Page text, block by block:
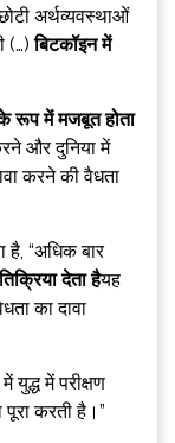
अर्थव्यवस्थाओं
(…)बिटकॉइन में
रूप में मजबूत होता
और दुनिया में
करने की वैधता
है, “अधिक बार
देता हैयह
का दावा
युद्ध में परीक्षण
पूरा करती है।”